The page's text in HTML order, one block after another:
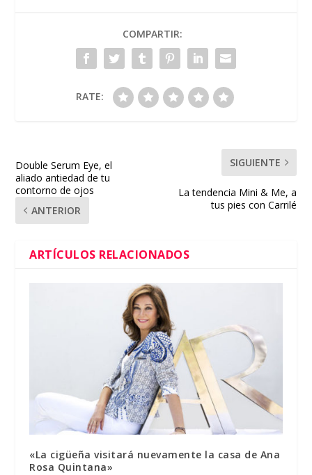
COMPARTIR:
RATE:
Double Serum Eye, el
aliado antiedad de tu
contorno de ojos
ANTERIOR
SIGUIENTE
La tendencia Mini & Me, a
tus pies con Carrilé
ARTÍCULOS RELACIONADOS
«La cigüeña visitará nuevamente la casa de Ana
Rosa Quintana»